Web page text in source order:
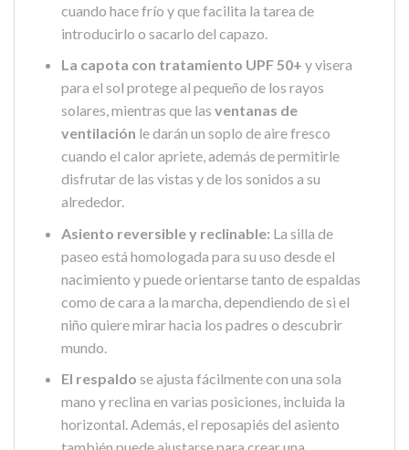
cuando hace frío y que facilita la tarea de
introducirlo o sacarlo del capazo.
La capota con tratamiento UPF 50+ y visera
para el sol protege al pequeño de los rayos
solares, mientras que las ventanas de
ventilación le darán un soplo de aire fresco
cuando el calor apriete, además de permitirle
disfrutar de las vistas y de los sonidos a su
alrededor.
Asiento reversible y reclinable: La silla de
paseo está homologada para su uso desde el
nacimiento y puede orientarse tanto de espaldas
como de cara a la marcha, dependiendo de si el
niño quiere mirar hacia los padres o descubrir
mundo.
El respaldo se ajusta fácilmente con una sola
mano y reclina en varias posiciones, incluida la
horizontal. Además, el reposapiés del asiento